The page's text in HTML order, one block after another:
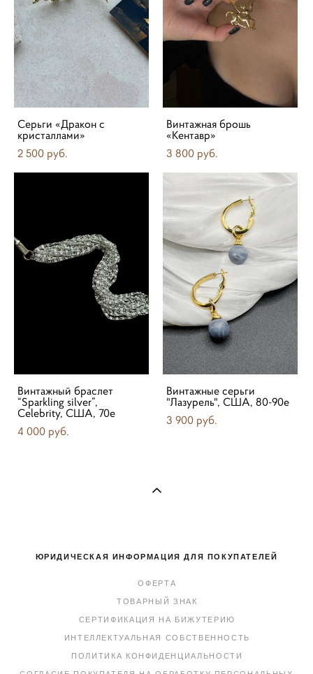
Серьги «Дракон с
кристаллами»
2 500 pуб.
Винтажная брошь
«Кентавр»
3 800 pуб.
Винтажный браслет
“Sparkling silver”,
Celebrity, США, 70е
4 000 pуб.
Винтажные серьги
"Лазурель", США, 80-90е
3 900 pуб.
ЮРИДИЧЕСКАЯ ИНФОРМАЦИЯ ДЛЯ ПОКУПАТЕЛЕЙ
ОФЕРТА
ТОВАРНЫЙ ЗНАК
СЕРТИФИКАЦИЯ НА БИЖУТЕРИЮ
ИНТЕЛЛЕКТУАЛЬНАЯ СОБСТВЕННОСТЬ
ПОЛИТИКА КОНФИДЕНЦИАЛЬНОСТИ